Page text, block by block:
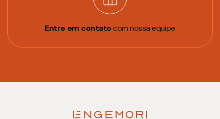
Entre em contatocom nossa equipe